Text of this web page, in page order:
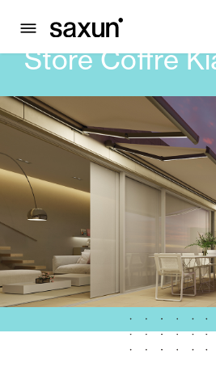
PRODUITS STORES
Store Coffre